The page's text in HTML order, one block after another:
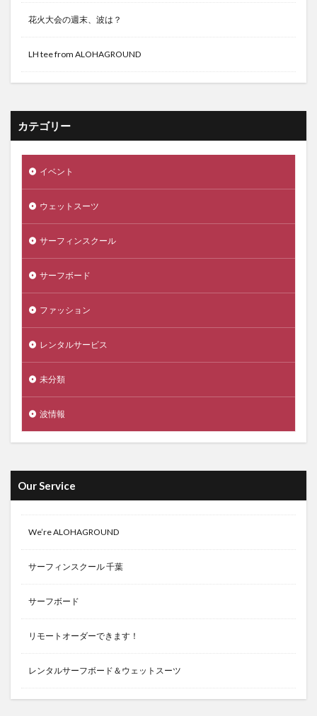
花火大会の週末、波は？
LH tee from ALOHAGROUND
カテゴリー
イベント
ウェットスーツ
サーフィンスクール
サーフボード
ファッション
レンタルサービス
未分類
波情報
Our Service
We’re ALOHAGROUND
サーフィンスクール 千葉
サーフボード
リモートオーダーできます！
レンタルサーフボード＆ウェットスーツ